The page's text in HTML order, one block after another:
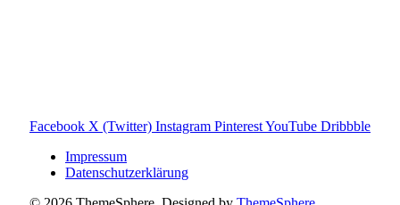
Facebook X (Twitter) Instagram PinterestYouTube Dribbble
Impressum
Datenschutzerklärung